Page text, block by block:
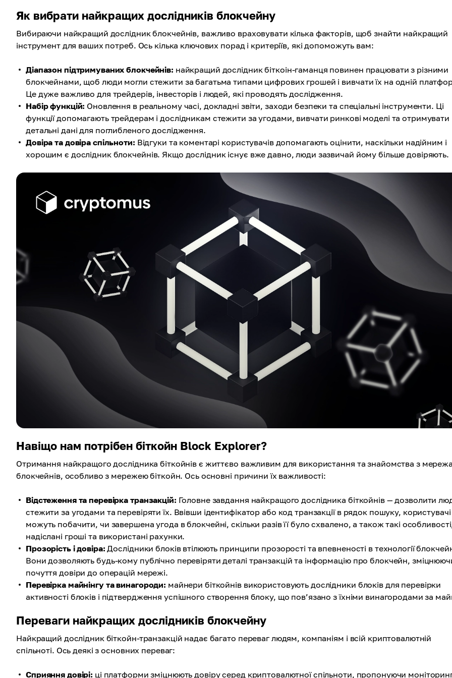
Як вибрати найкращих дослідників блокчейну
Вибираючи найкращий дослідник блокчейнів, важливо враховувати кілька факторів, щоб знайти найкращий
інструмент для ваших потреб. Ось кілька ключових порад і критеріїв, які допоможуть вам:
Діапазон підтримуваних блокчейнів: найкращий дослідник біткоін-гаманця повинен працювати з різними
блокчейнами, щоб люди могли стежити за багатьма типами цифрових грошей і вивчати їх на одній
Це дуже важливо для трейдерів, інвесторів і людей, які проводять дослідження.
Набір функцій: Оновлення в реальному часі, докладні звіти, заходи безпеки та спеціальні інструменти. Ці
функції допомагають трейдерам і дослідникам стежити за угодами, вивчати ринкові моделі та отримувати
детальні дані для поглибленого дослідження.
Довіра та довіра спільноти: Відгуки та коментарі користувачів допомагають оцінити, наскільки надійним і
хорошим є дослідник блокчейнів. Якщо дослідник існує вже давно, люди зазвичай йому більше довіряють.
Навіщо нам потрібен біткойн Block Explorer?
Отримання найкращого дослідника біткойнів є життєво важливим для використання та знайомства з
блокчейнів, особливо з мережею біткойн. Ось основні причини їх важливості:
Відстеження та перевірка транзакцій: Головне завдання найкращого дослідника біткойнів — дозволити
стежити за угодами та перевіряти їх. Ввівши ідентифікатор або код транзакції в рядок пошуку, користувачі
можуть побачити, чи завершена угода в блокчейні, скільки разів її було схвалено, а також такі
надіслані гроші та використані рахунки.
Прозорість і довіра: Дослідники блоків втілюють принципи прозорості та впевненості в технології
Вони дозволяють будь-кому публічно перевіряти деталі транзакцій та інформацію про блокчейн,
почуття довіри до операцій мережі.
Перевірка майнінгу та винагороди: майнери біткойнів використовують дослідники блоків для перевірки
активності блоків і підтвердження успішного створення блоку, що пов’язано з їхніми винагородами за
Переваги найкращих дослідників блокчейну
Найкращий дослідник біткойн-транзакцій надає багато переваг людям, компаніям і всій криптовалютній
спільноті. Ось деякі з основних переваг:
Сприяння довірі: ці платформи зміцнюють довіру серед криптовалютної спільноти, пропонуючи